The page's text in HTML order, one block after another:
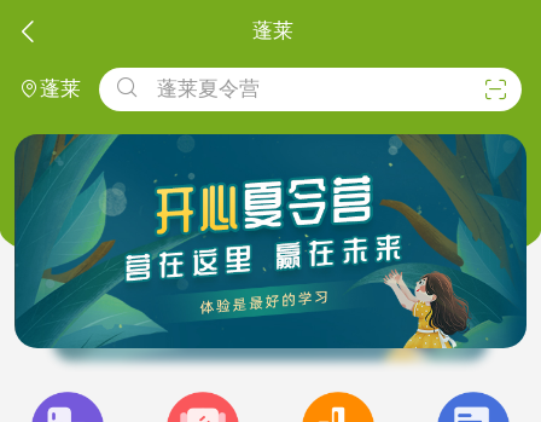
 蓬莱
蓬莱  蓬莱夏令营 